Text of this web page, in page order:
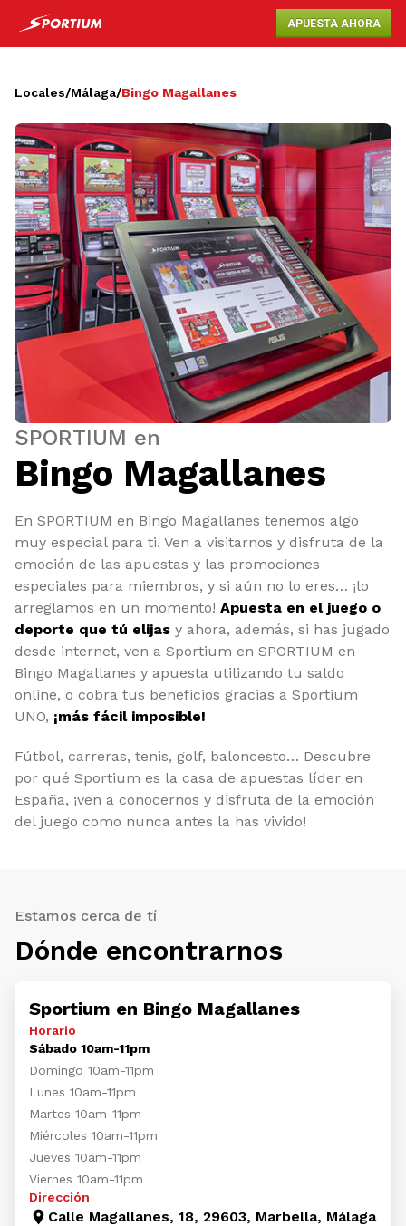
APUESTA AHORA
Locales/Málaga/Bingo Magallanes
SPORTIUM en
Bingo Magallanes
En SPORTIUM en Bingo Magallanes tenemos algo
muy especial para ti. Ven a visitarnos y disfruta de la
emoción de las apuestas y las promociones
especiales para miembros, y si aún no lo eres… ¡lo
arreglamos en un momento! Apuesta en el juego o
deporte que tú elijas y ahora, además, si has jugado
desde internet, ven a Sportium en SPORTIUM en
Bingo Magallanes y apuesta utilizando tu saldo
online, o cobra tus beneficios gracias a Sportium
UNO, ¡más fácil imposible!
Fútbol, carreras, tenis, golf, baloncesto… Descubre
por qué Sportium es la casa de apuestas líder en
España, ¡ven a conocernos y disfruta de la emoción
del juego como nunca antes la has vivido!
Estamos cerca de tí
Dónde encontrarnos
Sportium en Bingo Magallanes
Horario
Sábado 10am-11pm
Domingo 10am-11pm
Lunes 10am-11pm
Martes 10am-11pm
Miércoles 10am-11pm
Jueves 10am-11pm
Viernes 10am-11pm
Dirección
Calle Magallanes, 18, 29603, Marbella, Málaga